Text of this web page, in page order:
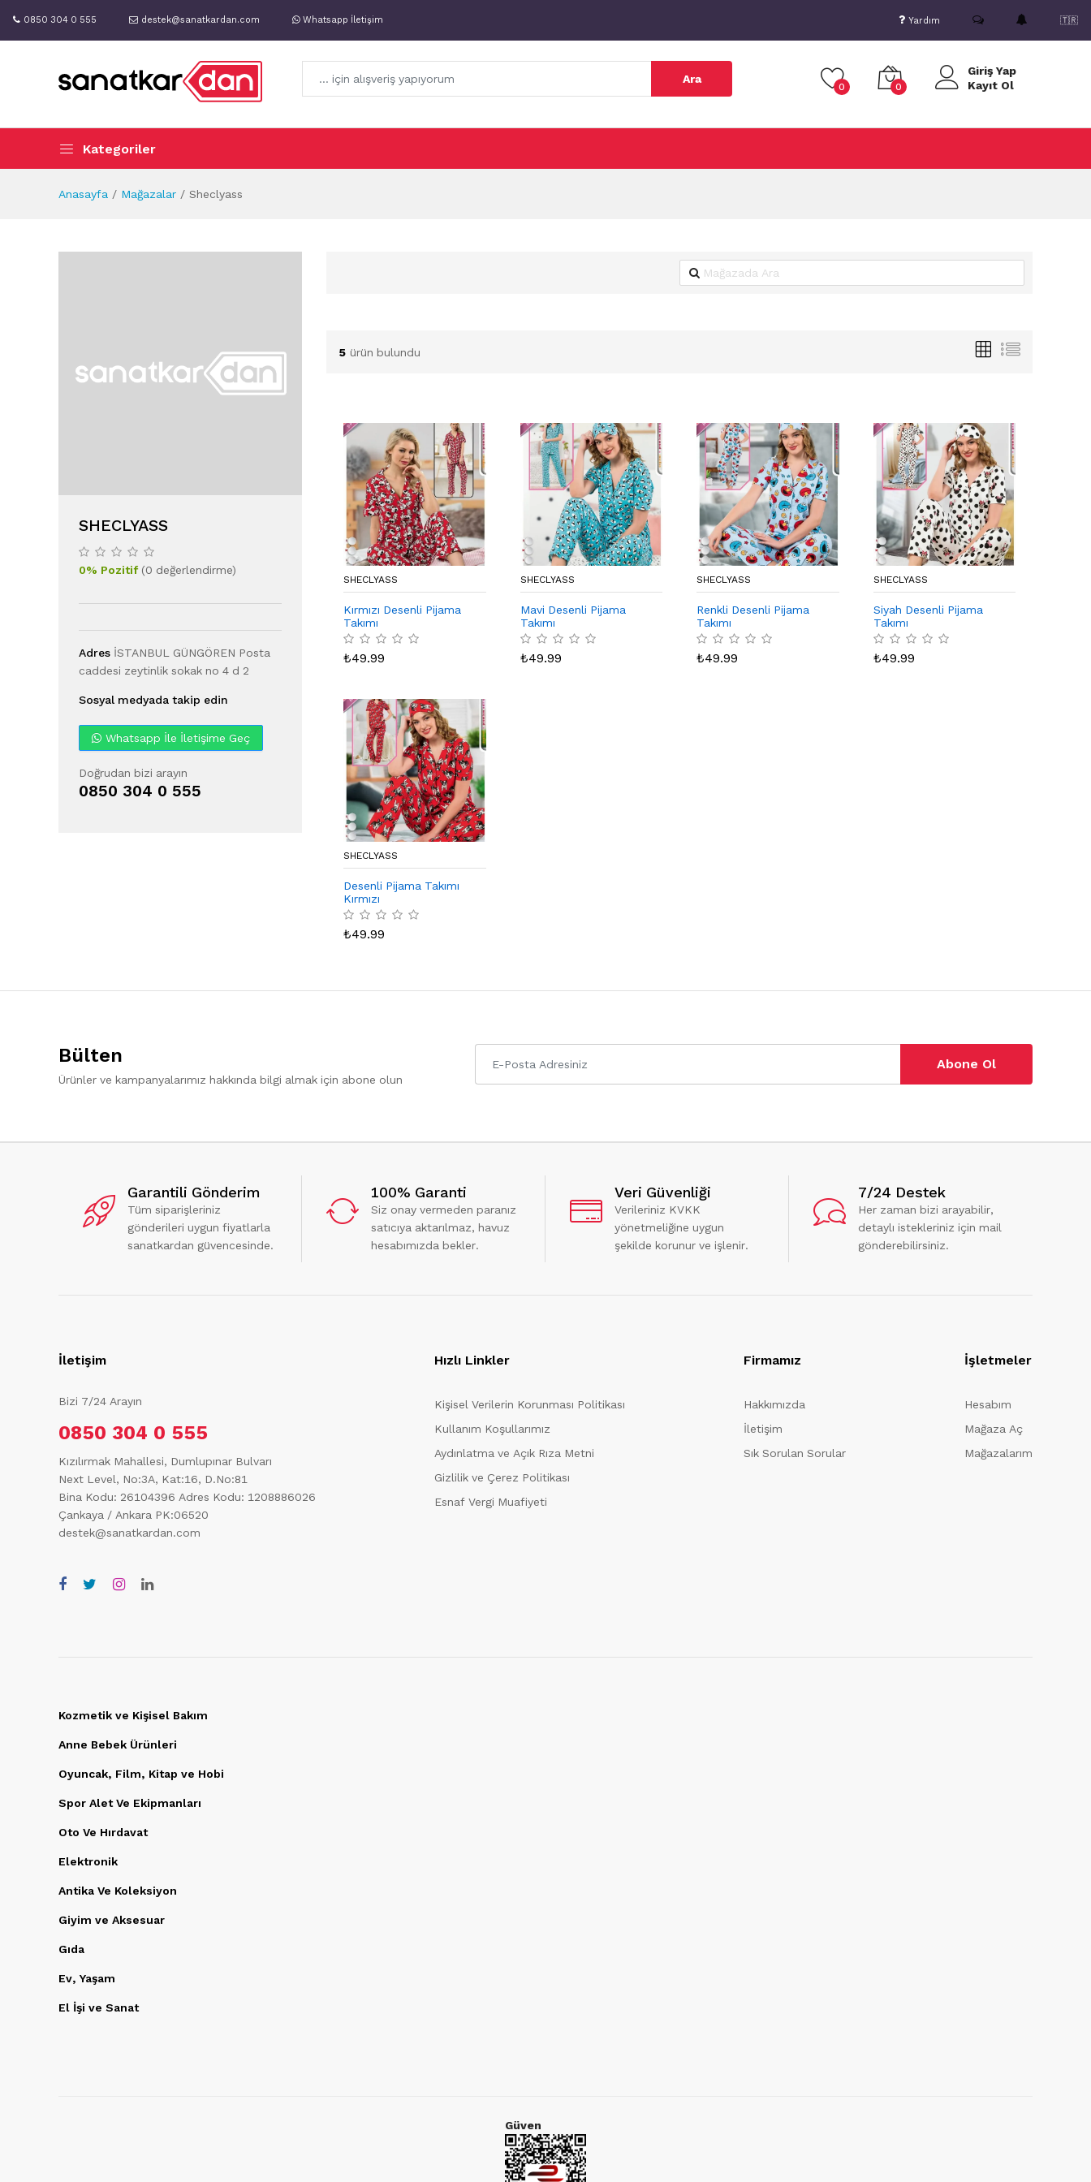
0850 304 0 555 destek@sanatkardan.com Whatsapp İletişim Yardım 🇹🇷
Ara
0 0
Giriş Yap
Kayıt Ol
Kategoriler
Anasayfa Mağazalar Sheclyass
SHECLYASS
0% Pozitif(0 değerlendirme)
Adres İSTANBUL GÜNGÖREN Posta
caddesi zeytinlik sokak no 4 d 2
Sosyal medyada takip edin
Whatsapp İle İletişime Geç
Doğrudan bizi arayın
0850 304 0 555
5 ürün bulundu
SHECLYASS
Kırmızı Desenli Pijama
Takımı
₺49.99
SHECLYASS
Mavi Desenli Pijama
Takımı
₺49.99
SHECLYASS
Renkli Desenli Pijama
Takımı
₺49.99
SHECLYASS
Siyah Desenli Pijama
Takımı
₺49.99
SHECLYASS
Desenli Pijama Takımı
Kırmızı
₺49.99
Bülten
Ürünler ve kampanyalarımız hakkında bilgi almak için abone olun
Abone Ol
Garantili Gönderim
Tüm siparişleriniz
gönderileri uygun fiyatlarla
sanatkardan güvencesinde.
100% Garanti
Siz onay vermeden paranız
satıcıya aktarılmaz, havuz
hesabımızda bekler.
Veri Güvenliği
Verileriniz KVKK
yönetmeliğine uygun
şekilde korunur ve işlenir.
7/24 Destek
Her zaman bizi arayabilir,
detaylı istekleriniz için mail
gönderebilirsiniz.
İletişim
Bizi 7/24 Arayın
0850 304 0 555
Kızılırmak Mahallesi, Dumlupınar Bulvarı
Next Level, No:3A, Kat:16, D.No:81
Bina Kodu: 26104396 Adres Kodu: 1208886026
Çankaya / Ankara PK:06520
destek@sanatkardan.com
Hızlı Linkler
Kişisel Verilerin Korunması Politikası
Kullanım Koşullarımız
Aydınlatma ve Açık Rıza Metni
Gizlilik ve Çerez Politikası
Esnaf Vergi Muafiyeti
Firmamız
Hakkımızda
İletişim
Sık Sorulan Sorular
İşletmeler
Hesabım
Mağaza Aç
Mağazalarım
Kozmetik ve Kişisel Bakım
Anne Bebek Ürünleri
Oyuncak, Film, Kitap ve Hobi
Spor Alet Ve Ekipmanları
Oto Ve Hırdavat
Elektronik
Antika Ve Koleksiyon
Giyim ve Aksesuar
Gıda
Ev, Yaşam
El İşi ve Sanat
Güven